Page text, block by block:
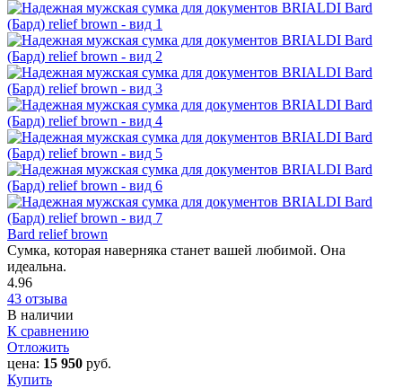
Bard relief brown
Сумка, которая наверняка станет вашей любимой. Она
идеальна.
4.96
43 отзыва
В наличии
К сравнению
Отложить
цена: 15 950 руб.
Купить